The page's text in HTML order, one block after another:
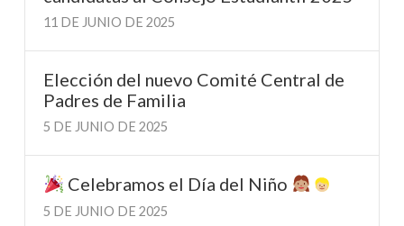
11 DE JUNIO DE 2025
Elección del nuevo Comité Central de
Padres de Familia
5 DE JUNIO DE 2025
Celebramos el Día del Niño
5 DE JUNIO DE 2025